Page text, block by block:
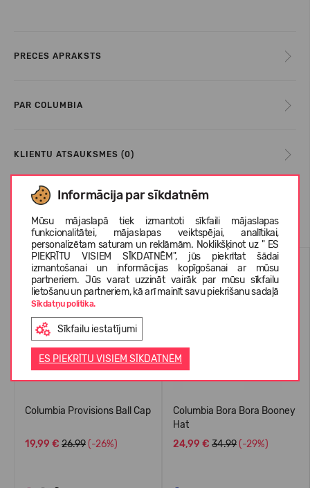
Informācija par sīkdatnēm
Mūsu mājaslapā tiek izmantoti sīkfaili mājaslapas
funkcionalitātei, mājaslapas veiktspējai, analītikai,
personalizētam saturam un reklāmām. Noklikšķinot uz " ES
PIEKRĪTU VISIEM SĪKDATNĒM", jūs piekrītat šādai
izmantošanai un informācijas kopīgošanai ar mūsu
partneriem. Jūs varat uzzināt vairāk par mūsu sīkfailu
lietošanu un partneriem, kā arī mainīt savu piekrišanu sadaļā
Sīkdatņu politika.
Sīkfailu iestatījumi
ES PIEKRĪTU VISIEM SĪKDATNĒM
PRECES APRAKSTS
PAR COLUMBIA
KLIENTU ATSAUKSMES (0)
Līdzīgas preces
-26%
VASARAI
Columbia Provisions Ball Cap
19,99 € 26.99 (-26%)
-29%
VASARAI
Columbia Bora Bora Booney
Hat
24,99 € 34.99 (-29%)